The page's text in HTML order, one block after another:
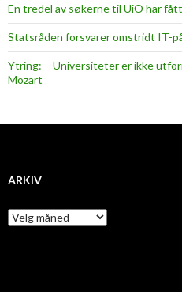
En tredel av søkerne til UiO har
Statsråden forsvarer omstridt IT-
Ytring: – Universiteter er ikke
Mozart
ARKIV
A
r
i